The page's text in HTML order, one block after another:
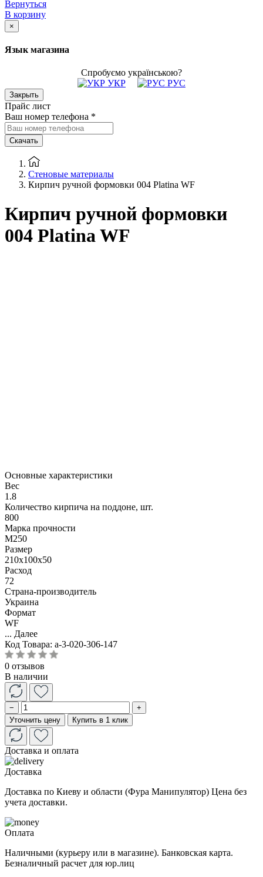
Вернуться
В корзину
×
Язык магазина
Спробуємо українською?
УКР
РУС
Закрыть
Прайс лист
Ваш номер телефона *
Скачать
Стеновые материалы
Кирпич ручной формовки 004 Platina WF
Кирпич ручной формовки
004 Platina WF
Основные характеристики
Вес
1.8
Количество кирпича на поддоне, шт.
800
Марка прочности
М250
Размер
210x100x50
Расход
72
Страна-производитель
Украина
Формат
WF
... Далее
Код Товара: a-3-020-306-147
0 отзывов
В наличии
−
+
Уточнить цену
Купить в 1 клик
Доставка и оплата
Доставка
Доставка по Киеву и области (Фура Манипулятор) Цена без
учета доставки.
Оплата
Наличными (курьеру или в магазине). Банковская карта.
Безналичный расчет для юр.лиц